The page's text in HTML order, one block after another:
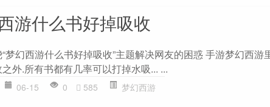
游什么书好掉吸收
梦幻西游什么书好掉吸收”主题解决网友的困惑 手游梦幻西
外.所有书都有几率可以打掉水吸... ...
06-15 0 585 梦幻西游